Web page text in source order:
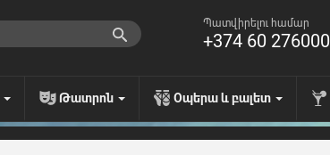
Պատվիրելու համար
+374 60 276000
Թատրոն Օպերա և բալետ